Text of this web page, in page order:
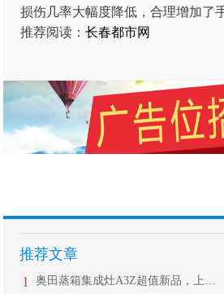
损伤几率大幅度降低，合理增加了
推荐阅读：长春都市网
推荐文章
1